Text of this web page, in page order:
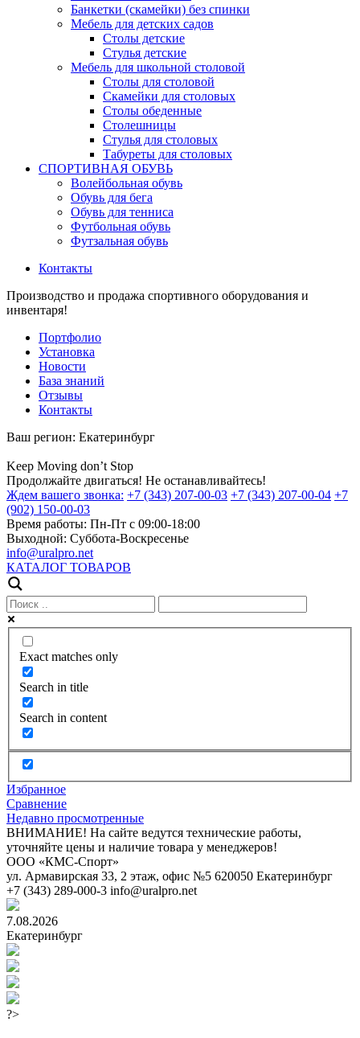
Банкетки (скамейки) без спинки
Мебель для детских садов
Столы детские
Стулья детские
Мебель для школьной столовой
Столы для столовой
Скамейки для столовых
Столы обеденные
Столешницы
Стулья для столовых
Табуреты для столовых
СПОРТИВНАЯ ОБУВЬ
Волейбольная обувь
Обувь для бега
Обувь для тенниса
Футбольная обувь
Футзальная обувь
Контакты
Производство и продажа спортивного оборудования и
инвентаря!
Портфолио
Установка
Новости
База знаний
Отзывы
Контакты
Ваш регион: Екатеринбург
Keep Moving don’t Stop
Продолжайте двигаться! Не останавливайтесь!
Ждем вашего звонка: +7 (343) 207-00-03 +7 (343) 207-00-04 +7
(902) 150-00-03
Время работы: Пн-Пт с 09:00-18:00
Выходной: Суббота-Воскресенье
info@uralpro.net
КАТАЛОГ ТОВАРОВ
Exact matches only
Search in title
Search in content
Избранное
Сравнение
Недавно просмотренные
ВНИМАНИЕ! На сайте ведутся технические работы,
уточняйте цены и наличие товара у менеджеров!
ООО «КМС-Спорт»
ул. Армавирская 33, 2 этаж, офис №5 620050 Екатеринбург
+7 (343) 289-000-3 info@uralpro.net
7.08.2026
Екатеринбург
?>